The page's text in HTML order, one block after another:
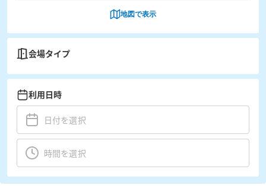
地図で表示
会場タイプ
利用日時